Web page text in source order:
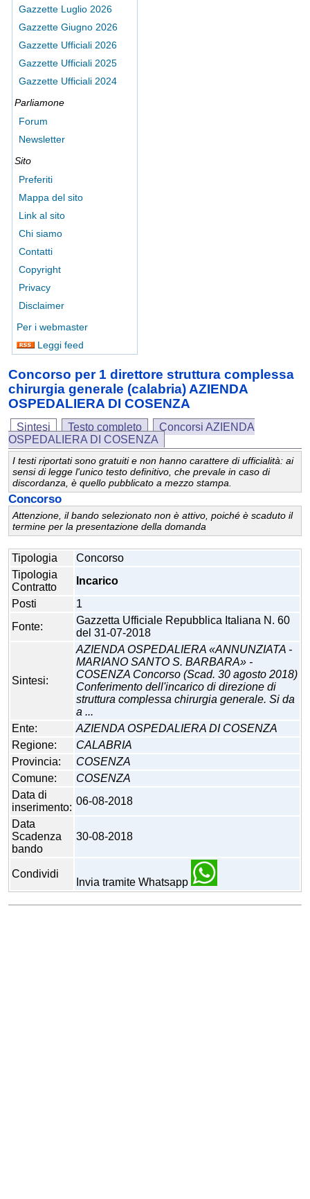
Gazzette Luglio 2026
Gazzette Giugno 2026
Gazzette Ufficiali 2026
Gazzette Ufficiali 2025
Gazzette Ufficiali 2024
Parliamone
Forum
Newsletter
Sito
Preferiti
Mappa del sito
Link al sito
Chi siamo
Contatti
Copyright
Privacy
Disclaimer
Per i webmaster
Leggi feed
Concorso per 1 direttore struttura complessa
chirurgia generale (calabria) AZIENDA
OSPEDALIERA DI COSENZA
Sintesi Testo completo
Concorsi AZIENDA
OSPEDALIERA DI COSENZA
I testi riportati sono gratuiti e non hanno carattere di ufficialità: ai
sensi di legge l'unico testo definitivo, che prevale in caso di
discordanza, è quello pubblicato a mezzo stampa.
Concorso
Attenzione, il bando selezionato non è attivo, poiché è scaduto il
termine per la presentazione della domanda
Tipologia
Concorso
Tipologia
Contratto
Incarico
Posti
1
Fonte:
Gazzetta Ufficiale Repubblica Italiana N. 60
del 31-07-2018
Sintesi:
AZIENDA OSPEDALIERA «ANNUNZIATA -
MARIANO SANTO S. BARBARA» -
COSENZA Concorso (Scad. 30 agosto 2018)
Conferimento dell'incarico di direzione di
struttura complessa chirurgia generale. Si da
a ...
Ente:
AZIENDA OSPEDALIERA DI COSENZA
Regione:
CALABRIA
Provincia:
COSENZA
Comune:
COSENZA
Data di
inserimento:
06-08-2018
Data
Scadenza
bando
30-08-2018
Condividi
Invia tramite Whatsapp